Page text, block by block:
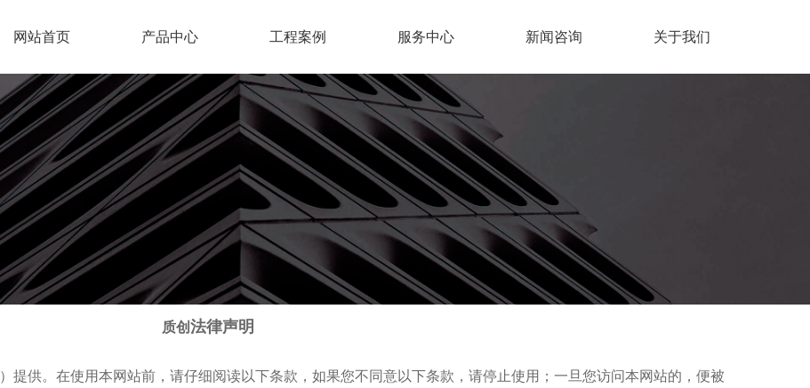
网站首页 产品中心 工程案例 服务中心 新闻咨询 关于我们
质创法律声明
）提供。在使用本网站前，请仔细阅读以下条款，如果您不同意以下条款，请停止使用；一旦您访问本网站的，便被